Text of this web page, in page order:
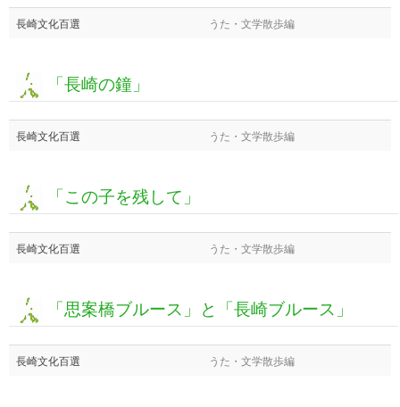
長崎文化百選 うた・文学散歩編
「長崎の鐘」
長崎文化百選 うた・文学散歩編
「この子を残して」
長崎文化百選 うた・文学散歩編
「思案橋ブルース」と「長崎ブルース」
長崎文化百選 うた・文学散歩編